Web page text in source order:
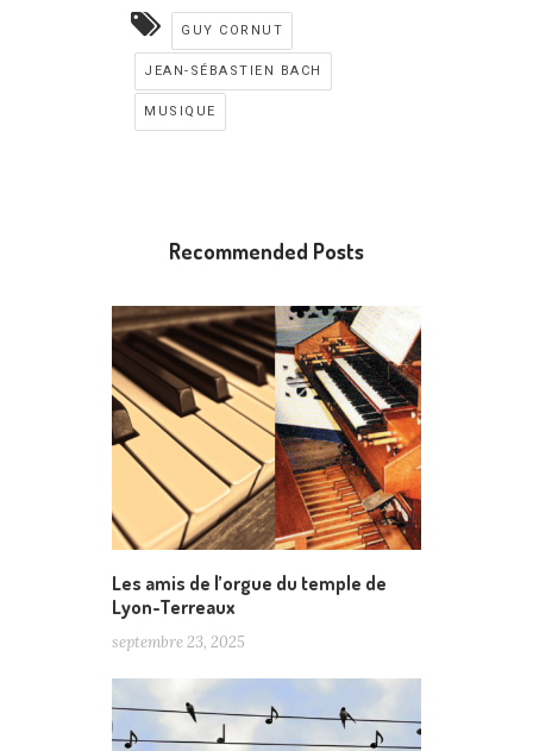
GUY CORNUT
JEAN-SÉBASTIEN BACH
MUSIQUE
Recommended Posts
Les amis de l’orgue du temple de
Lyon-Terreaux
septembre 23, 2025